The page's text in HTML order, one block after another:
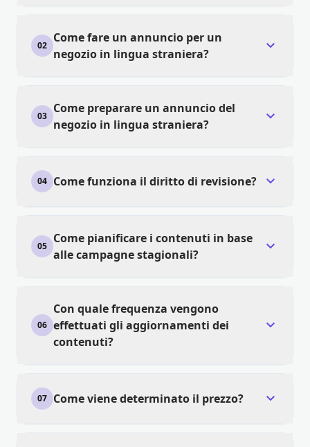
02
Come fare un annuncio per un
negozio in lingua straniera?
expand_more
03
Come preparare un annuncio del
negozio in lingua straniera?
expand_more
04 Come funziona il diritto di revisione? expand_more
05
Come pianificare i contenuti in base
alle campagne stagionali?
expand_more
06
Con quale frequenza vengono
effettuati gli aggiornamenti dei
contenuti?
expand_more
07 Come viene determinato il prezzo? expand_more